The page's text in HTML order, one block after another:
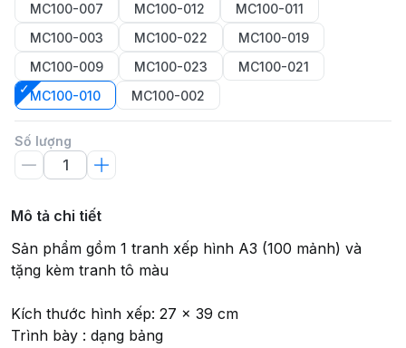
MC100-007
MC100-012
MC100-011
MC100-003
MC100-022
MC100-019
MC100-009
MC100-023
MC100-021
MC100-010
MC100-002
Số lượng
Mô tả chi tiết
Sản phẩm gồm 1 tranh xếp hình A3 (100 mảnh) và
tặng kèm tranh tô màu
Kích thước hình xếp: 27 x 39 cm
Trình bày : dạng bảng